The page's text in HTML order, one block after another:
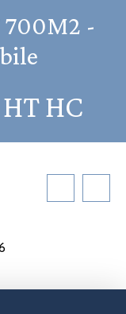
700M2 -
HC